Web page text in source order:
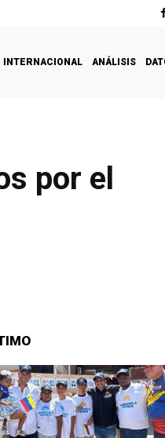
INTERNACIONAL ANÁLISIS
por el